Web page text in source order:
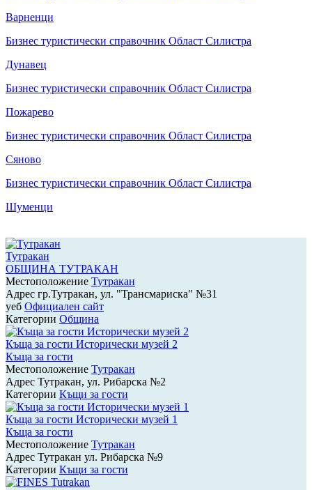
Варненци
Бизнес туристически справочник Област Силистра
Дунавец
Бизнес туристически справочник Област Силистра
Пожарево
Бизнес туристически справочник Област Силистра
Сяново
Бизнес туристически справочник Област Силистра
Шуменци
Тутракан
ОБЩИНА ТУТРАКАН
Местоположение Тутракан
Адрес гр.Тутракан, ул. "Трансмариска" №31
уеб Официален сайт
Категории Община
Къща за гости Исторически музей 2
Къща за гости
Местоположение Тутракан
Адрес Тутракан, ул. Рибарска №2
Категории Къщи за гости
Къща за гости Исторически музей 1
Къща за гости
Местоположение Тутракан
Адрес Тутракан ул. Рибарска №9
Категории Къщи за гости